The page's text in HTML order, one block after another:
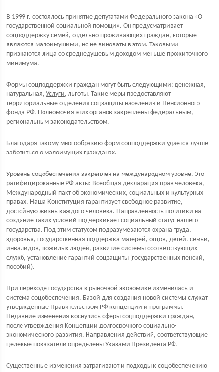
В 1999 г. состоялось принятие депутатами Федерального закона «О
государственной социальной помощи». Он предусматривает
соцподдержку семей, отдельно проживающих граждан, которые
являются малоимущими, но не виноваты в этом. Таковыми
признаются лица со среднедушевым доходом меньше прожиточного
минимума.
Формы соцподдержки граждан могут быть следующими: денежная,
натуральная,Услуги, льготы. Такие меры предоставляют
территориальные отделения соцзащиты населения и Пенсионного
фонда РФ. Полномочия этих органов закреплены федеральным,
региональным законодательством.
Благодаря такому многообразию форм соцподдержки удается лучше
заботиться о малоимущих гражданах.
Уровень соцобеспечения закреплен на международном уровне. Это
ратифицированные РФ акты: Всеобщая декларация прав человека,
Международный пакт об экономических, социальных и культурных
правах. Наша Конституция гарантирует свободное развитие,
достойную жизнь каждого человека. Направленность политики на
создание таких условий подчеркивает социальный статус нашего
государства. Под этим статусом подразумеваются охрана труда,
здоровья, государственная поддержка матерей, отцов, детей, семьи,
инвалидов, пожилых людей, развитие системы соответствующих
служб, установление гарантий соцзащиты (государственных пенсий,
пособий).
При переходе государства к рыночной экономике изменилась и
система соцобеспечения. Базой для создания новой системы служат
утвержденные Правительством РФ концепции и программы.
Недавние изменения коснулись сферы соцподдержки граждан,
после утверждения Концепции долгосрочного социально-
экономического развития. Направления действий, соответствующие
целевые показатели определены Указами Президента РФ.
Существенные изменения затрагивают и подходы к соцобеспечению